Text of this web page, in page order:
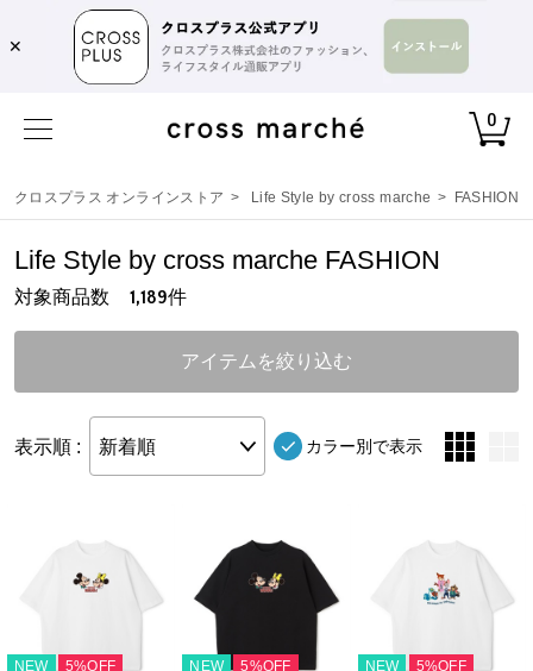
✕
0
クロスプラス オンラインストア > Life Style by cross marche > FASHION
対象商品数 1,189件
Life Style by cross marche FASHION
アイテムを絞り込む
表示順 : 新着順 カラー別で表示
NEW
5%OFF
NEW
5%OFF
NEW
5%OFF